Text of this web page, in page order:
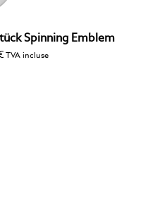
Spinning Emblem
TVA incluse